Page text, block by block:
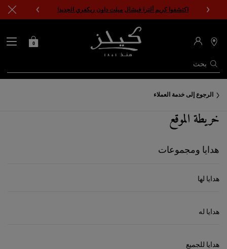
اكتشفوا كريم ألترا فيشال ميلت داون ريكفري الجديد!
بحث
محدد
المتاجر
حقيبتي
0
الرجوع إلى خدمة العملاء
خريطة الموقع
هدايا ومجموعات
هدايا لها
هدايا له
هدايا للجميع